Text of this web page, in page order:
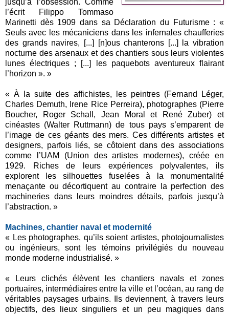
l’écrit Filippo Tommaso
Marinetti dès 1909 dans sa Déclaration du Futurisme : «
Seuls avec les mécaniciens dans les infernales chaufferies
des grands navires, [...] [n]ous chanterons [...] la vibration
nocturne des arsenaux et des chantiers sous leurs violentes
lunes électriques ; [...] les paquebots aventureux flairant
l’horizon ». »
« À la suite des affichistes, les peintres (Fernand Léger,
Charles Demuth, Irene Rice Perreira), photographes (Pierre
Boucher, Roger Schall, Jean Moral et René Zuber) et
cinéastes (Walter Ruttmann) de tous pays s’emparent de
l’image de ces géants des mers. Ces différents artistes et
designers, parfois liés, se côtoient dans des associations
comme l’UAM (Union des artistes modernes), créée en
1929. Riches de leurs expériences polyvalentes, ils
explorent les silhouettes fuselées à la monumentalité
menaçante ou décortiquent au contraire la perfection des
machineries dans leurs moindres détails, parfois jusqu’à
l’abstraction. »
Machines, chantier naval et modernité
« Les photographes, qu’ils soient artistes, photojournalistes
ou ingénieurs, sont les témoins privilégiés du nouveau
monde moderne industrialisé. »
« Leurs clichés élèvent les chantiers navals et zones
portuaires, intermédiaires entre la ville et l’océan, au rang de
véritables paysages urbains. Ils deviennent, à travers leurs
objectifs, des lieux singuliers et un peu magiques dans